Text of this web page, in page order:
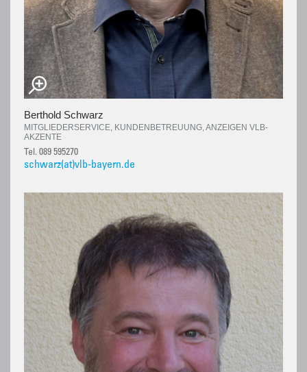
Berthold Schwarz
MITGLIEDERSERVICE, KUNDENBETREUUNG, ANZEIGEN VLB-
AKZENTE
Tel. 089 595270
schwarz(at)vlb-bayern.de